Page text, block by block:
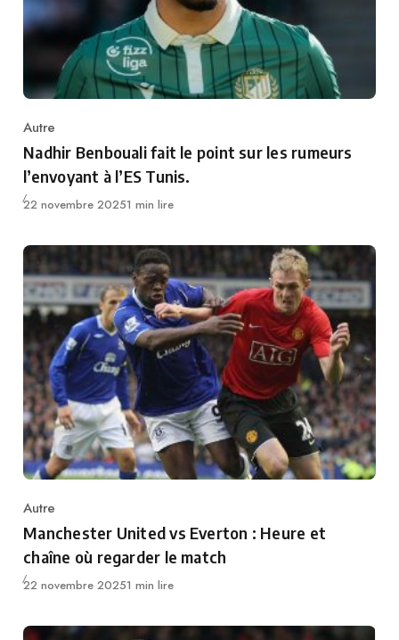
Category
Autre
Nadhir Benbouali fait le point sur les rumeurs
l’envoyant à l’ES Tunis.
Publié
22 novembre 20251 min lire
Category
Autre
Manchester United vs Everton : Heure et
chaîne où regarder le match
Publié
22 novembre 20251 min lire